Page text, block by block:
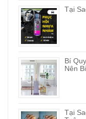
Tại
Bí
Nên
Tại